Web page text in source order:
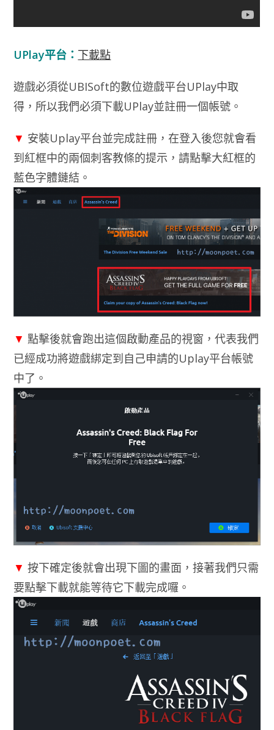
UPlay平台： 下載點
遊戲必須從UBISoft的數位遊戲平台UPlay中取
得，所以我們必須下載UPlay並註冊一個帳號。
▼ 安裝Uplay平台並完成註冊，在登入後您就會看
到紅框中的兩個刺客教條的提示，請點擊大紅框的
藍色字體鏈結。
▼ 點擊後就會跑出這個啟動產品的視窗，代表我們
已經成功將遊戲綁定到自己申請的Uplay平台帳號
中了。
▼ 按下確定後就會出現下圖的畫面，接著我們只需
要點擊下載就能等待它下載完成囉。